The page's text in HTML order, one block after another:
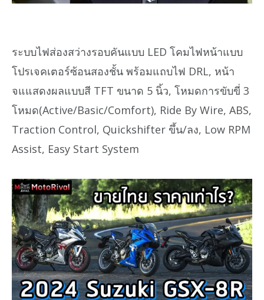
ระบบไฟส่องสว่างรอบคันแบบ LED โคมไฟหน้าแบบ
โปรเจคเตอร์ซ้อนสองชั้น พร้อมแถบไฟ DRL, หน้า
จแแสดงผลแบบสี TFT ขนาด 5 นิ้ว, โหมดการขับขี่ 3
โหมด(Active/Basic/Comfort), Ride By Wire, ABS,
Traction Control, Quickshifter ขึ้น/ลง, Low RPM
Assist, Easy Start System